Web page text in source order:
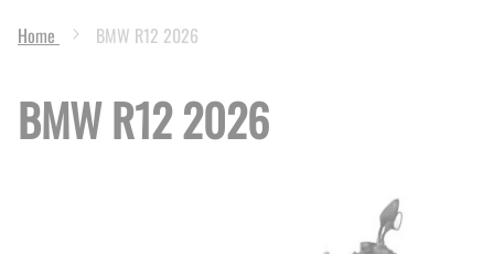
Home BMW R12 2026
BMW R12 2026